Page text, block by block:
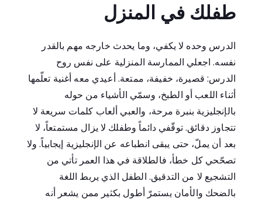
طفلك في المنزل
الدرس وحده لا يكفي، وما يحدث خارجه مهم بالقدر
نفسه. اجعلي الممارسة المنزلية على نفس روح
الدرس: قصيرة، خفيفة، ممتعة. أعيدي معه أغنية تعلّمها
أثناء اللعب أو الطبخ، وسمّي الأشياء من حوله
بالإنجليزية بنبرة مرحة، والعبي ألعاب كلمات سريعة لا
تتجاوز دقائق. توقّفي دائماً وطفلك لا يزال مستمتعاً، لا
بعد أن يملّ، حتى يبقى انطباعه عن الإنجليزية إيجابياً. ولا
تصحّحي كل خطأ، فالطلاقة في هذا العمر تأتي من
التشجيع لا من التدقيق. الطفل الذي يربط اللغة
بالضحك والأمان يستمرّ أطول بكثير ممن يشعر أنه